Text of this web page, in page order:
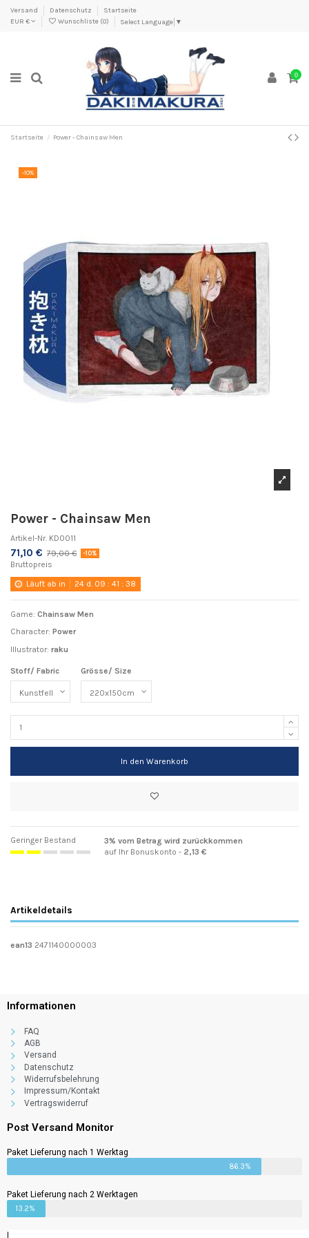
Versand Datenschutz
Startseite
EUR €
Wunschliste (0) Select Language ▼
0
Startseite Power - Chainsaw Men
-10%
Power - Chainsaw Men
Artikel-Nr. KD0011
71,10 € 79,00 € -10%
Bruttopreis
Läuft ab in
24 d. 09 :41 :38
Game: Chainsaw Men
Character: Power
Illustrator: raku
Stoff/ Fabric Grösse/ Size
In den Warenkorb
Geringer Bestand
3% vom Betrag wird zurückkommen
auf Ihr Bonuskonto - 2,13 €
Artikeldetails
ean13 2471140000003
Informationen
FAQ
AGB
Versand
Datenschutz
Widerrufsbelehrung
Impressum/Kontakt
Vertragswiderruf
Post Versand Monitor
Paket Lieferung nach 1 Werktag
86.3%
Paket Lieferung nach 2 Werktagen
13.2%